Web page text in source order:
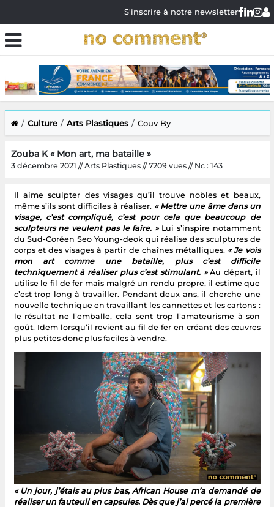
S'inscrire à notre newsletter
Culture Arts Plastiques Couv By
Zouba K « Mon art, ma bataille »
3 décembre 2021 // Arts Plastiques // 7209 vues // Nc : 143
Il aime sculpter des visages qu’il trouve nobles et beaux,
même s’ils sont difficiles à réaliser. « Mettre une âme dans un
visage, c’est compliqué, c’est pour cela que beaucoup de
sculpteurs ne veulent pas le faire. » Lui s’inspire notamment
du Sud-Coréen Seo Young-deok qui réalise des sculptures de
corps et des visages à partir de chaînes métalliques. « Je vois
mon art comme une bataille, plus c’est difficile
techniquement à réaliser plus c’est stimulant. »Au départ, il
utilise le fil de fer mais malgré un rendu propre, il estime que
c’est trop long à travailler. Pendant deux ans, il cherche une
nouvelle technique en travaillant les cannettes et les cartons :
le résultat ne l’emballe, cela sent trop l’amateurisme à son
goût. Idem lorsqu’il revient au fil de fer en créant des œuvres
plus petites donc plus faciles à vendre.
« Un jour, j’étais au plus bas, African House m’a demandé de
réaliser un fauteuil en capsules. Dès que j’ai percé la première